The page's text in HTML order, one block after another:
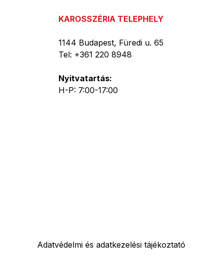
KAROSSZÉRIA TELEPHELY
1144 Budapest, Füredi u. 65
Tel: +361 220 8948
Nyitvatartás:
H-P: 7:00-17:00
Adatvédelmi és adatkezelési tájékoztató